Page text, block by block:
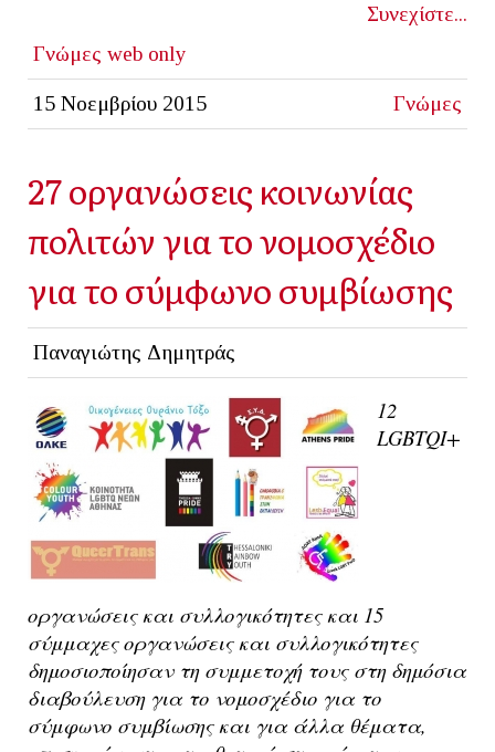
Συνεχίστε...
Γνώμες web only
15 Νοεμβρίου 2015 Γνώμες
27 οργανώσεις κοινωνίας
πολιτών για το νομοσχέδιο
για το σύμφωνο συμβίωσης
Παναγιώτης Δημητράς
12
LGBTQI+
οργανώσεις και συλλογικότητες και 15
σύμμαχες οργανώσεις και συλλογικότητες
δημοσιοποίησαν τη συμμετοχή τους στη δημόσια
διαβούλευση για το νομοσχέδιο για το
σύμφωνο συμβίωσης και για άλλα θέματα,